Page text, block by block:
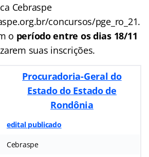
Cebraspe
concursos/pge_ro_21.
o período entre os dias 18/11
suas inscrições.
Procuradoria-Geral do
Estado do Estado de
Rondônia
edital publicado
Cebraspe